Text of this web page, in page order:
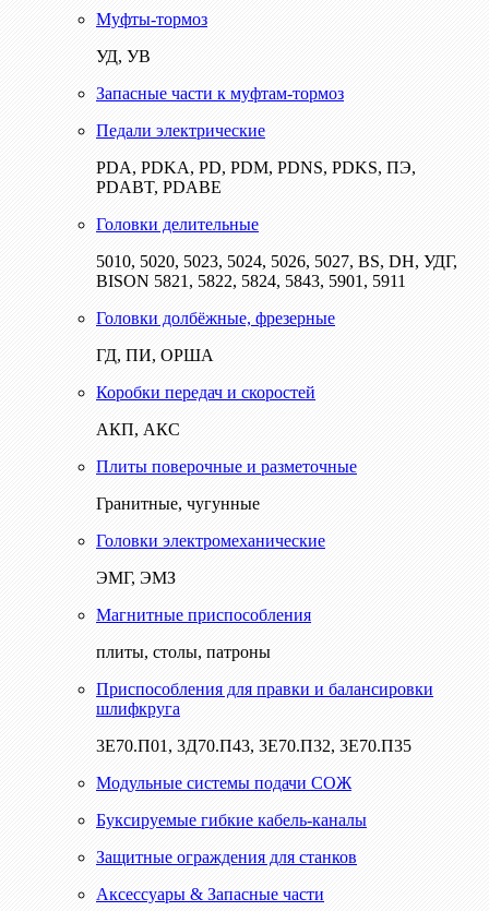
Муфты-тормоз
УД, УВ
Запасные части к муфтам-тормоз
Педали электрические
PDA, PDKA, PD, PDM, PDNS, PDKS, ПЭ,
PDABT, PDABE
Головки делительные
5010, 5020, 5023, 5024, 5026, 5027, BS, DH, УДГ,
BISON 5821, 5822, 5824, 5843, 5901, 5911
Головки долбёжные, фрезерные
ГД, ПИ, ОРША
Коробки передач и скоростей
АКП, АКС
Плиты поверочные и разметочные
Гранитные, чугунные
Головки электромеханические
ЭМГ, ЭМЗ
Магнитные приспособления
плиты, столы, патроны
Приспособления для правки и балансировки
шлифкруга
3Е70.П01, 3Д70.П43, 3Е70.П32, 3Е70.П35
Модульные системы подачи СОЖ
Буксируемые гибкие кабель-каналы
Защитные ограждения для станков
Аксессуары & Запасные части